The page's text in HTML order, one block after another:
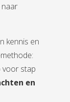
kennis en
voor stap
en